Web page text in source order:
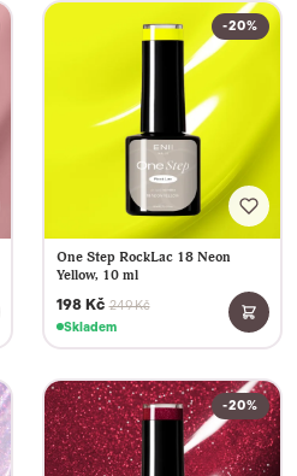
-20%
One Step RockLac 18 Neon
Yellow, 10 ml
198 Kč 249 Kč
Skladem
-20%